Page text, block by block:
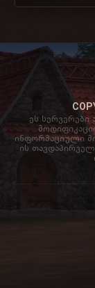
ეს სერვერები
ინფორმაციული
ის